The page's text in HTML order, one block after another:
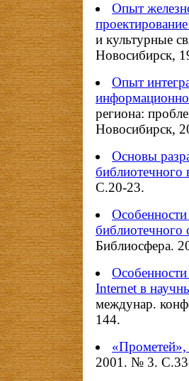
Опыт
и культурные
Новосибирск,
Опыт
региона:
Новосибирск,
Основы
библиотечного
C.20-23.
Библиосфера.
Особенности
Internet в
междунар.
144.
2001. № 3.